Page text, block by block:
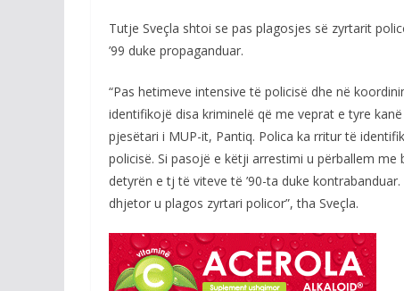
Tutje Sveçla shtoi se pas plagosjes së zyrtarit
’99 duke propaganduar.
“Pas hetimeve intensive të policisë dhe në
identifikojë disa kriminelë që me veprat e tyre
pjesëtari i MUP-it, Pantiq. Polica ka rritur të
policisë. Si pasojë e këtji arrestimi u përballem
detyrën e tj të viteve të ’90-ta duke
dhjetor u plagos zyrtari policor”, tha Sveçla.